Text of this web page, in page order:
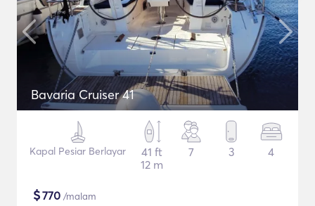
Bavaria Cruiser 41
Kapal Pesiar Berlayar
41 ft
12 m
7 3 4
$770 /malam